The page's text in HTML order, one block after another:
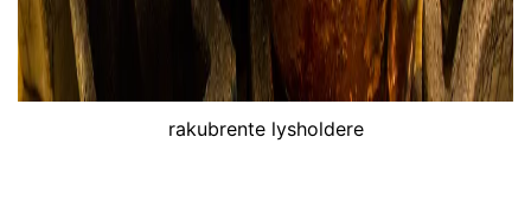
rakubrente lysholdere